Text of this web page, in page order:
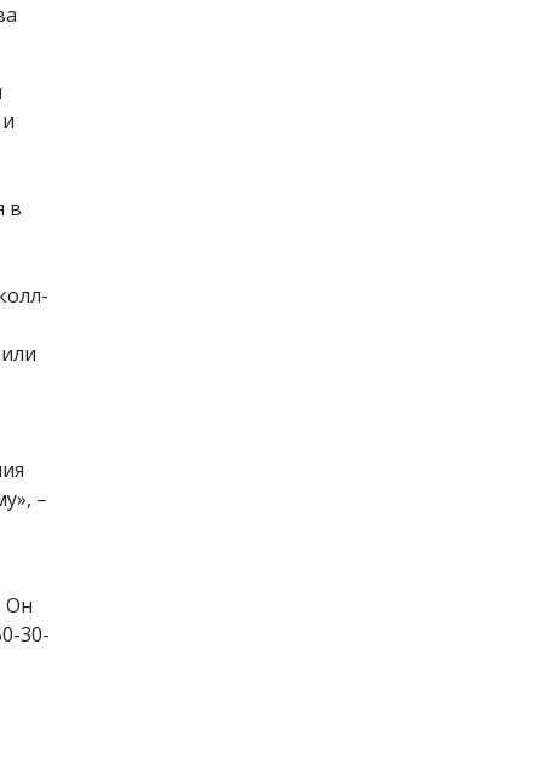
в
–
Он
30-